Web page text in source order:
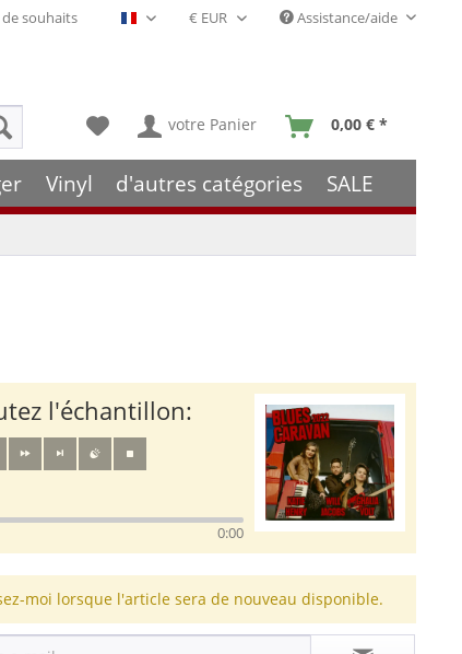
de souhaits Français- FR Assistance/aide
votre Panier 0,00 € *
Vinyl d'autres catégories SALE
l'échantillon:
0:00
moi lorsque l'article sera de nouveau disponible.